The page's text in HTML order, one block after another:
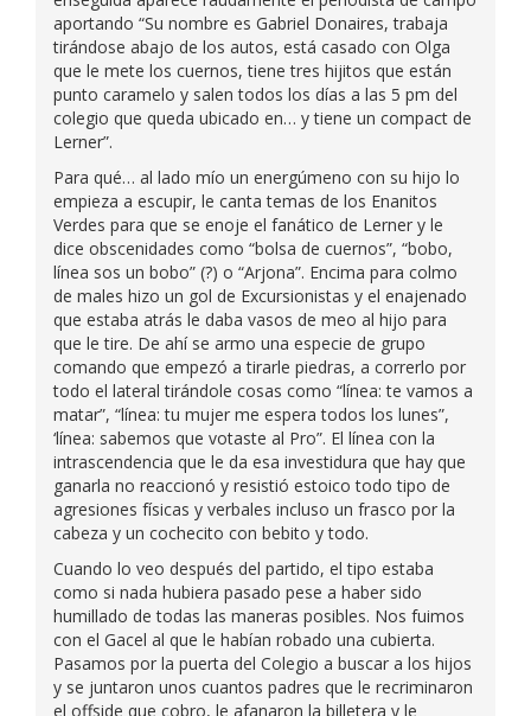
aportando “Su nombre es Gabriel Donaires, trabaja
tirándose abajo de los autos, está casado con Olga
que le mete los cuernos, tiene tres hijitos que están
punto caramelo y salen todos los días a las 5 pm del
colegio que queda ubicado en… y tiene un compact de
Lerner”.
Para qué… al lado mío un energúmeno con su hijo lo
empieza a escupir, le canta temas de los Enanitos
Verdes para que se enoje el fanático de Lerner y le
dice obscenidades como “bolsa de cuernos”, “bobo,
línea sos un bobo” (?) o “Arjona”. Encima para colmo
de males hizo un gol de Excursionistas y el enajenado
que estaba atrás le daba vasos de meo al hijo para
que le tire. De ahí se armo una especie de grupo
comando que empezó a tirarle piedras, a correrlo por
todo el lateral tirándole cosas como “línea: te vamos a
matar”, “línea: tu mujer me espera todos los lunes”,
‘línea: sabemos que votaste al Pro”. El línea con la
intrascendencia que le da esa investidura que hay que
ganarla no reaccionó y resistió estoico todo tipo de
agresiones físicas y verbales incluso un frasco por la
cabeza y un cochecito con bebito y todo.
Cuando lo veo después del partido, el tipo estaba
como si nada hubiera pasado pese a haber sido
humillado de todas las maneras posibles. Nos fuimos
con el Gacel al que le habían robado una cubierta.
Pasamos por la puerta del Colegio a buscar a los hijos
y se juntaron unos cuantos padres que le recriminaron
el offside que cobro, le afanaron la billetera y le